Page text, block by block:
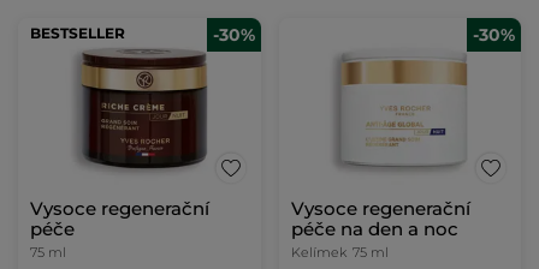
BESTSELLER -30%
Vysoce regenerační
péče
75 ml
-30%
Vysoce regenerační
péče na den a noc
Kelímek 75 ml